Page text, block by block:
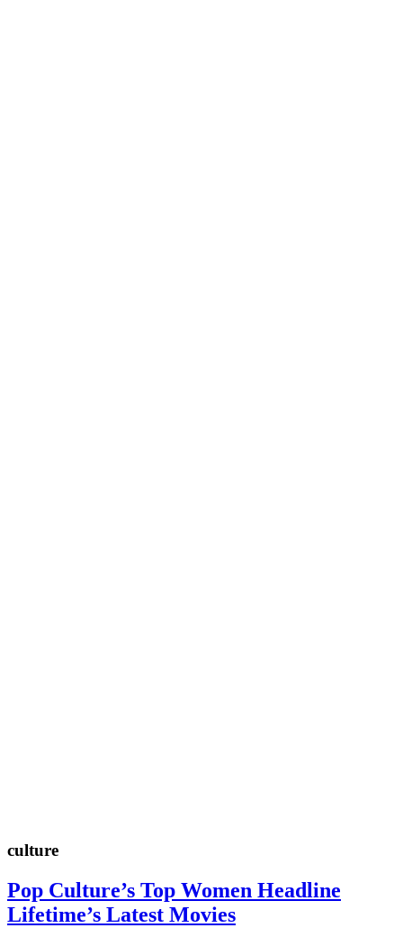
culture
Pop Culture’s Top Women Headline
Lifetime’s Latest Movies